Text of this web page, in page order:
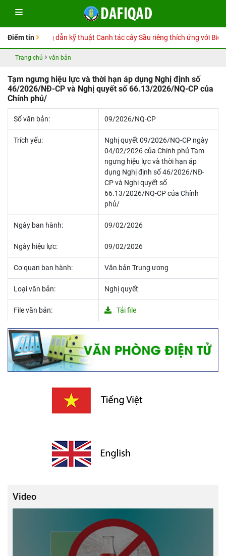
Điểm tin
Sổ tay Hướng dẫn kỹ thuật Canh tác cây Sầu riêng thích ứng với Biến
Trang chủ văn bản
Tạm ngưng hiệu lực và thời hạn áp dụng Nghị định số
46/2026/NĐ-CP và Nghị quyết số 66.13/2026/NQ-CP của
Chính phủ/
Số văn bản: 09/2026/NQ-CP
Trích yếu:
Nghị quyết 09/2026/NQ-CP ngày
04/02/2026 của Chính phủ Tạm
ngưng hiệu lực và thời hạn áp
dụng Nghị định số 46/2026/NĐ-
CP và Nghị quyết số
66.13/2026/NQ-CP của Chính
phủ/
Ngày ban hành: 09/02/2026
Ngày hiệu lực: 09/02/2026
Cơ quan ban hành: Văn bản Trung ương
Loại văn bản: Nghị quyết
File văn bản: Tải file
Video